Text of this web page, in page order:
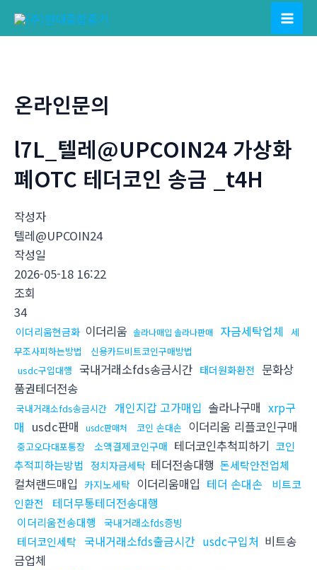
Main
온라인문의
l7L_텔레@UPCOIN24 가상화
폐OTC 테더코인 송금 _t4H
작성자
텔레@UPCOIN24
작성일
2026-05-18 16:22
조회
34
이더리움현금화 이더리움 솔라나매입 솔라나판매 자금세탁업체
세
무조사피하는방법
신용카드비트코인구매방법
usdc구입대행 국내거래소fds송금시간 태더원화환전 문화상
품권테더전송
국내거래소fds송금시간 개인지갑 고가매입 솔라나구매 xrp구
매 usdc판매 usdc판매처 코인 손대손 이더리움 리플코인구매
중고오다대포통장 소액결제코인구매 테더코인추척피하기 코인
추적피하는방법 정치자금세탁 테더전송대행 돈세탁안전업체
컬쳐랜드매입 카지노세탁 이더리움매입 테더 손대손
비트코
인환전
테더무통테더전송대행
이더리움전송대행 국내거래소fds증빙
테더코인세탁 국내거래소fds출금시간 usdc구입처 비트송
금업체